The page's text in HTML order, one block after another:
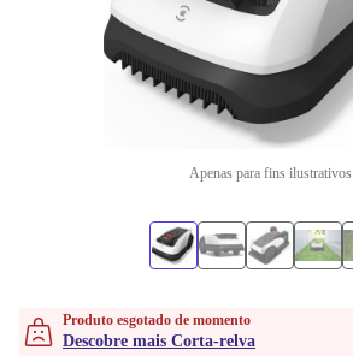
Apenas para fins ilustrativos
Produto esgotado de momento
Descobre mais Corta-relva